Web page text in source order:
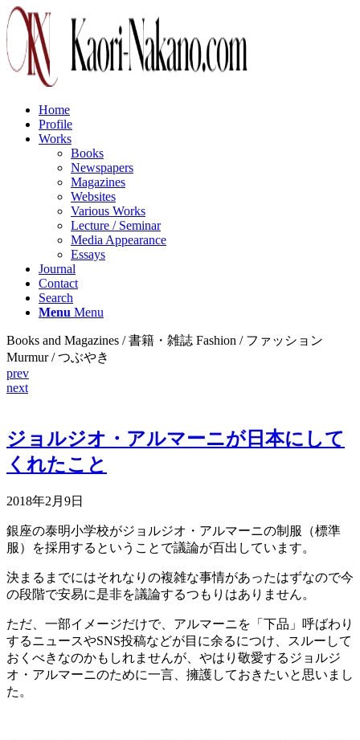
Home
Profile
Works
Books
Newspapers
Magazines
Websites
Various Works
Lecture / Seminar
Media Appearance
Essays
Journal
Contact
Search
Menu Menu
Books and Magazines / 書籍・雑誌 Fashion / ファッション
Murmur / つぶやき
prev
next
ジョルジオ・アルマーニが日本にして
くれたこと
2018年2月9日
銀座の泰明小学校がジョルジオ・アルマーニの制服（標準
服）を採用するということで議論が百出しています。
決まるまでにはそれなりの複雑な事情があったはずなので今
の段階で安易に是非を議論するつもりはありません。
ただ、一部イメージだけで、アルマーニを「下品」呼ばわり
するニュースやSNS投稿などが目に余るにつけ、スルーして
おくべきなのかもしれませんが、やはり敬愛するジョルジ
オ・アルマーニのために一言、擁護しておきたいと思いまし
た。